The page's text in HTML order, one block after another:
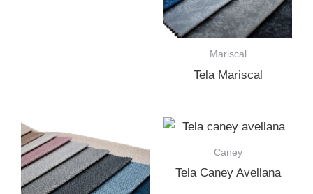
Mariscal
Tela Mariscal
Caney
Tela Caney Avellana